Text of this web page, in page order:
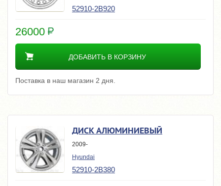
52910-2B920
26000
ДОБАВИТЬ В КОРЗИНУ
Поставка в наш магазин 2 дня.
ДИСК АЛЮМИНИЕВЫЙ
2009-
Hyundai
52910-2B380